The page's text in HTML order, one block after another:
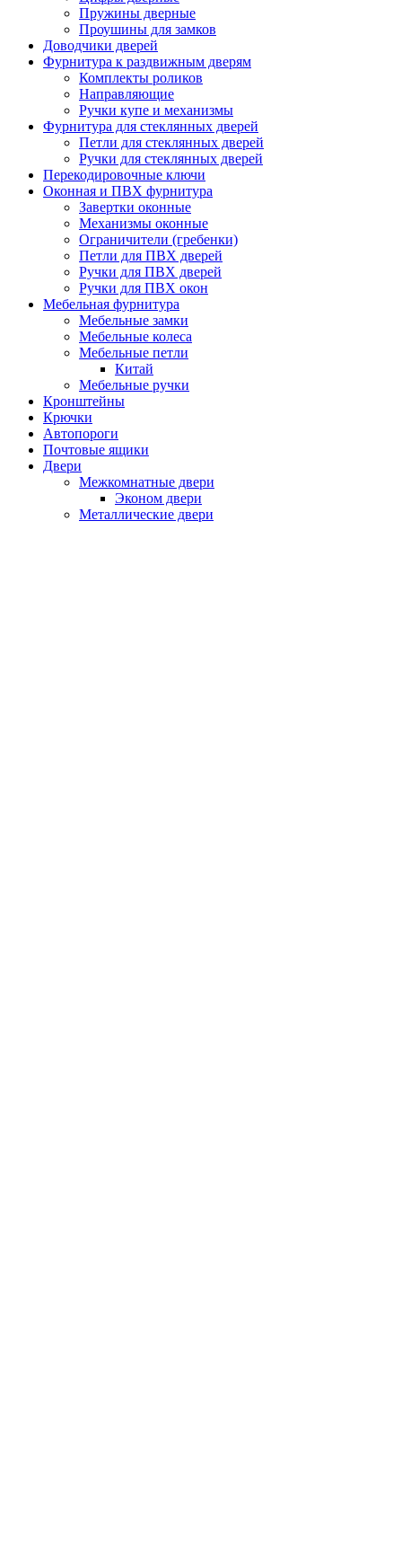
Пружины дверные
Проушины для замков
Доводчики дверей
Фурнитура к раздвижным дверям
Комплекты роликов
Направляющие
Ручки купе и механизмы
Фурнитура для стеклянных дверей
Петли для стеклянных дверей
Ручки для стеклянных дверей
Перекодировочные ключи
Оконная и ПВХ фурнитура
Завертки оконные
Механизмы оконные
Ограничители (гребенки)
Петли для ПВХ дверей
Ручки для ПВХ дверей
Ручки для ПВХ окон
Мебельная фурнитура
Мебельные замки
Мебельные колеса
Мебельные петли
Китай
Мебельные ручки
Кронштейны
Крючки
Автопороги
Почтовые ящики
Двери
Межкомнатные двери
Эконом двери
Металлические двери